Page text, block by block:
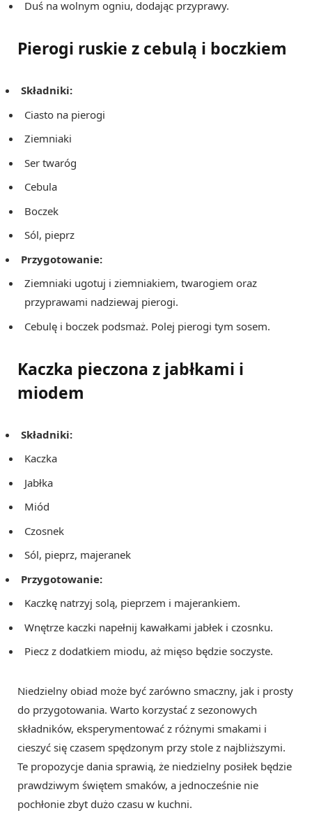
Duś na wolnym ogniu, dodając przyprawy.
Pierogi ruskie z cebulą i boczkiem
Składniki:
Ciasto na pierogi
Ziemniaki
Ser twaróg
Cebula
Boczek
Sól, pieprz
Przygotowanie:
Ziemniaki ugotuj i ziemniakiem, twarogiem oraz
przyprawami nadziewaj pierogi.
Cebulę i boczek podsmaż. Polej pierogi tym sosem.
Kaczka pieczona z jabłkami i
miodem
Składniki:
Kaczka
Jabłka
Miód
Czosnek
Sól, pieprz, majeranek
Przygotowanie:
Kaczkę natrzyj solą, pieprzem i majerankiem.
Wnętrze kaczki napełnij kawałkami jabłek i czosnku.
Piecz z dodatkiem miodu, aż mięso będzie soczyste.
Niedzielny obiad może być zarówno smaczny, jak i prosty
do przygotowania. Warto korzystać z sezonowych
składników, eksperymentować z różnymi smakami i
cieszyć się czasem spędzonym przy stole z najbliższymi.
Te propozycje dania sprawią, że niedzielny posiłek będzie
prawdziwym świętem smaków, a jednocześnie nie
pochłonie zbyt dużo czasu w kuchni.